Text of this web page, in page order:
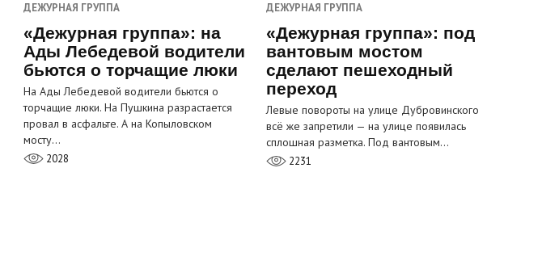
ДЕЖУРНАЯ ГРУППА
«Дежурная группа»: на
Ады Лебедевой водители
бьются о торчащие люки
На Ады Лебедевой водители бьются о
торчащие люки. На Пушкина разрастается
провал в асфальте. А на Копыловском
мосту…
2028
ДЕЖУРНАЯ ГРУППА
«Дежурная группа»: под
вантовым мостом
сделают пешеходный
переход
Левые повороты на улице Дубровинского
всё же запретили — на улице появилась
сплошная разметка. Под вантовым…
2231